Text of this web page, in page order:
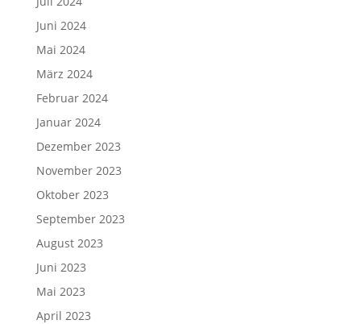
Juni 2024
Mai 2024
März 2024
Februar 2024
Januar 2024
Dezember 2023
November 2023
Oktober 2023
September 2023
August 2023
Juni 2023
Mai 2023
April 2023